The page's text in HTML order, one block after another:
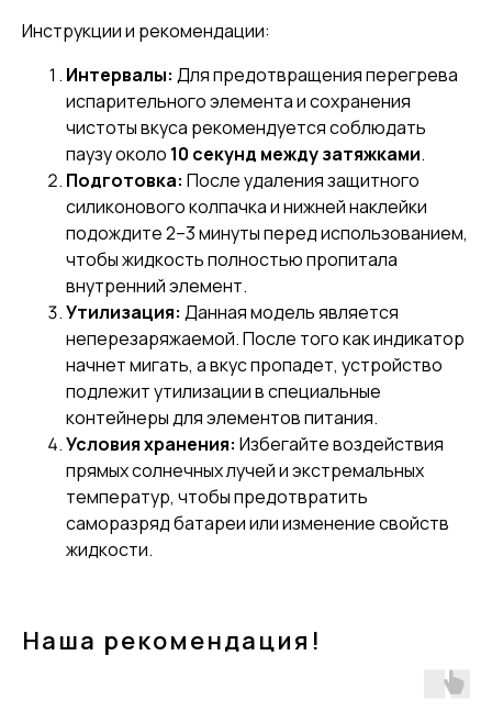
Инструкции и рекомендации:
Интервалы: Для предотвращения перегрева
испарительного элемента и сохранения
чистоты вкуса рекомендуется соблюдать
паузу около 10 секунд между затяжками.
Подготовка: После удаления защитного
силиконового колпачка и нижней наклейки
подождите 2–3 минуты перед использованием,
чтобы жидкость полностью пропитала
внутренний элемент.
Утилизация: Данная модель является
неперезаряжаемой. После того как индикатор
начнет мигать, а вкус пропадет, устройство
подлежит утилизации в специальные
контейнеры для элементов питания.
Условия хранения: Избегайте воздействия
прямых солнечных лучей и экстремальных
температур, чтобы предотвратить
саморазряд батареи или изменение свойств
жидкости.
Наша рекомендация!